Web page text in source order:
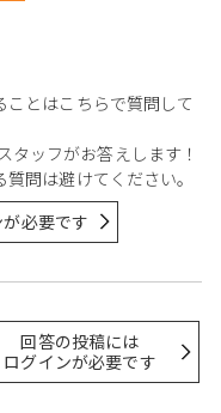
とはこちらで質問して
タッフがお答えします！
問は避けてください。
必要です
回答の投稿には
ログインが必要です